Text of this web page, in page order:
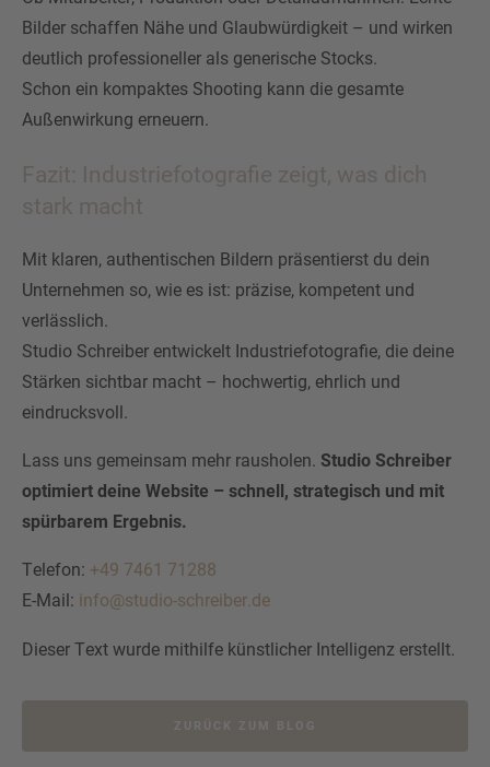
Bilder schaffen Nähe und Glaubwürdigkeit – und wirken
deutlich professioneller als generische Stocks.
Schon ein kompaktes Shooting kann die gesamte
Außenwirkung erneuern.
Fazit: Industriefotografie zeigt, was dich
stark macht
Mit klaren, authentischen Bildern präsentierst du dein
Unternehmen so, wie es ist: präzise, kompetent und
verlässlich.
Studio Schreiber entwickelt Industriefotografie, die deine
Stärken sichtbar macht – hochwertig, ehrlich und
eindrucksvoll.
Lass uns gemeinsam mehr rausholen. Studio Schreiber
optimiert deine Website – schnell, strategisch und mit
spürbarem Ergebnis.
Telefon: +49 7461 71288
E-Mail: info@studio-schreiber.de
Dieser Text wurde mithilfe künstlicher Intelligenz erstellt.
ZURÜCK ZUM BLOG